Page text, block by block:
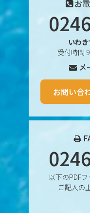
2025年3月
2024年12月
2024年9月
2024年8月
2024年7月
お
いわ
受付時間
メ
お問い合
以下のPDFフ
ご記入の